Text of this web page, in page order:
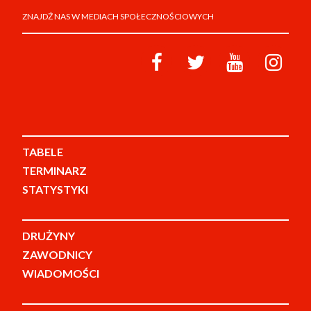
ZNAJDŹ NAS W MEDIACH SPOŁECZNOŚCIOWYCH
TABELE
TERMINARZ
STATYSTYKI
DRUŻYNY
ZAWODNICY
WIADOMOŚCI